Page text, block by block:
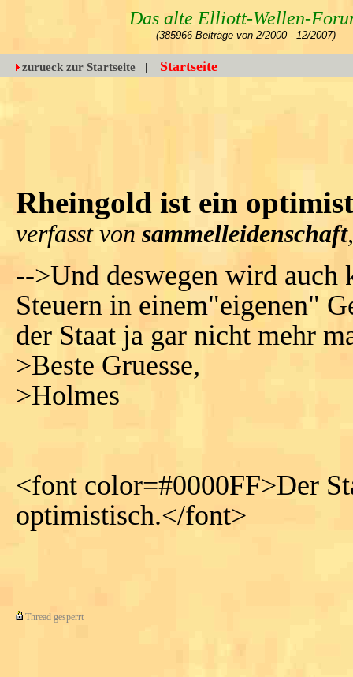
Das alte Elliott-Wellen-
(385966 Beiträge von 2/2000 - 12/2007)
zurueck zur Startseite | Startseite
Rheingold ist ein
verfasst von sammelleidenschaft
-->Und deswegen wird auch
Steuern in einem"eigenen"
der Staat ja gar nicht mehr
>Beste Gruesse,
>Holmes
<font color=#0000FF>Der
optimistisch.</font>
Thread gesperrt